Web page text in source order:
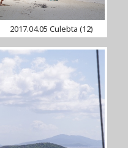
2017.04.05 Culebta (12)